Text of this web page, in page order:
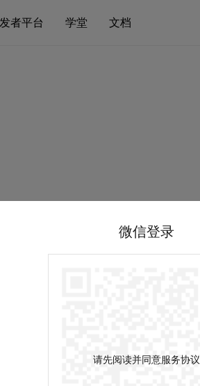
者平台 学堂 文档
微信登录
请先阅读并同意服务协议